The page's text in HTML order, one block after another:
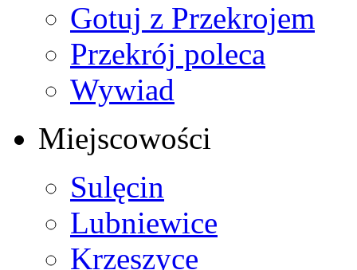
Gotuj z Przekrojem
Przekrój poleca
Wywiad
Miejscowości
Sulęcin
Lubniewice
Krzeszyce